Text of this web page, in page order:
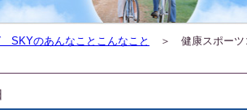
SKYのあんなことこんなこと
＞ 健康スポーツ